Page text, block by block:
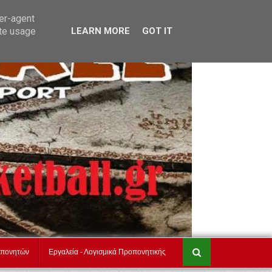
akadimiesbasket.gr
Εργαλεία - Λογισμικά Προπονητικής
agent
usage
LEARN MORE GOT IT